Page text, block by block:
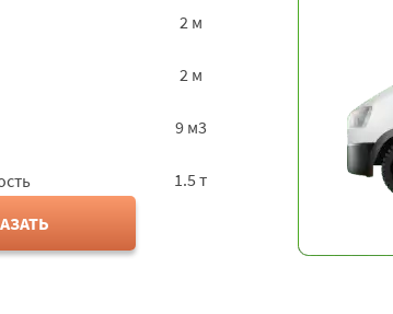
2 м
2 м
9 м3
1.5 т